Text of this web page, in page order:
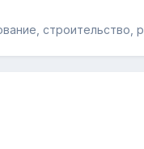
строительство,